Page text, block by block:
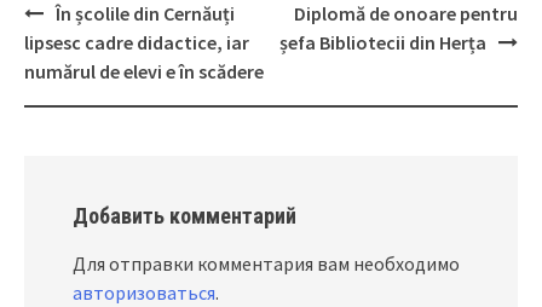
Post
navigation
În școlile din Cernăuți
lipsesc cadre didactice, iar
numărul de elevi e în scădere
Diplomă de onoare pentru
șefa Bibliotecii din Herța
Добавить комментарий
Для отправки комментария вам необходимо
авторизоваться.